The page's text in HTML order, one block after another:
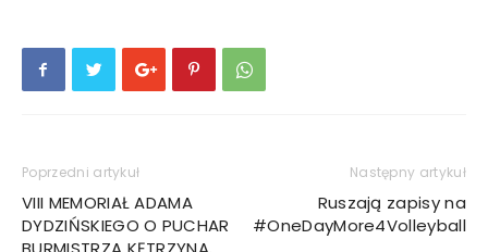
Poprzedni artykuł
VIII MEMORIAŁ ADAMA
DYDZIŃSKIEGO O PUCHAR
Następny artykuł
Ruszają zapisy na
#OneDayMore4Volleyball